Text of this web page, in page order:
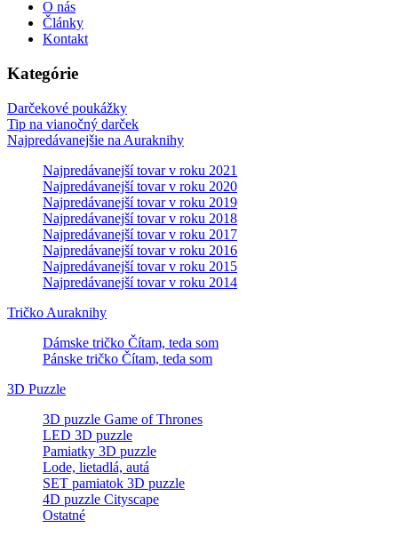
O nás
Články
Kontakt
Kategórie
Darčekové poukážky
Tip na vianočný darček
Najpredávanejšie na Auraknihy
Najpredávanejší tovar v roku 2021
Najpredávanejší tovar v roku 2020
Najpredávanejší tovar v roku 2019
Najpredávanejší tovar v roku 2018
Najpredávanejší tovar v roku 2017
Najpredávanejší tovar v roku 2016
Najpredávanejší tovar v roku 2015
Najpredávanejší tovar v roku 2014
Tričko Auraknihy
Dámske tričko Čítam, teda som
Pánske tričko Čítam, teda som
3D Puzzle
3D puzzle Game of Thrones
LED 3D puzzle
Pamiatky 3D puzzle
Lode, lietadlá, autá
SET pamiatok 3D puzzle
4D puzzle Cityscape
Ostatné